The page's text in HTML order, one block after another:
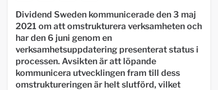
Dividend Sweden kommunicerade den 3 maj
2021 om att omstrukturera verksamheten och
har den 6 juni genom en
verksamhetsuppdatering presenterat status i
processen. Avsikten är att löpande
kommunicera utvecklingen fram till dess
omstruktureringen är helt slutförd, vilket